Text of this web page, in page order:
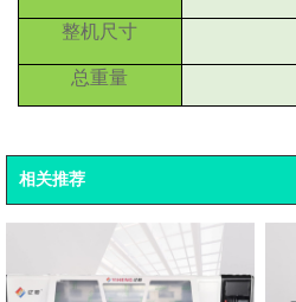
整机尺寸
总重量
相关推荐